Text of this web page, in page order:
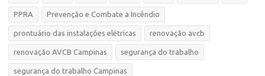
PPRA Prevenção e Combate a Incêndio
prontuário das instalações elétricas renovação avcb
renovação AVCB Campinas segurança do trabalho
segurança do trabalho Campinas